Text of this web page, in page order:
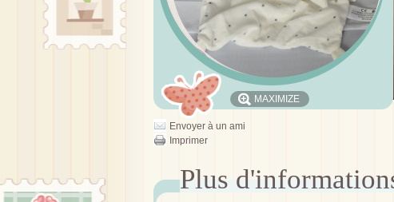
MAXIMIZE
Envoyer à un ami
Imprimer